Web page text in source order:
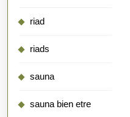
riad
riads
sauna
sauna bien etre